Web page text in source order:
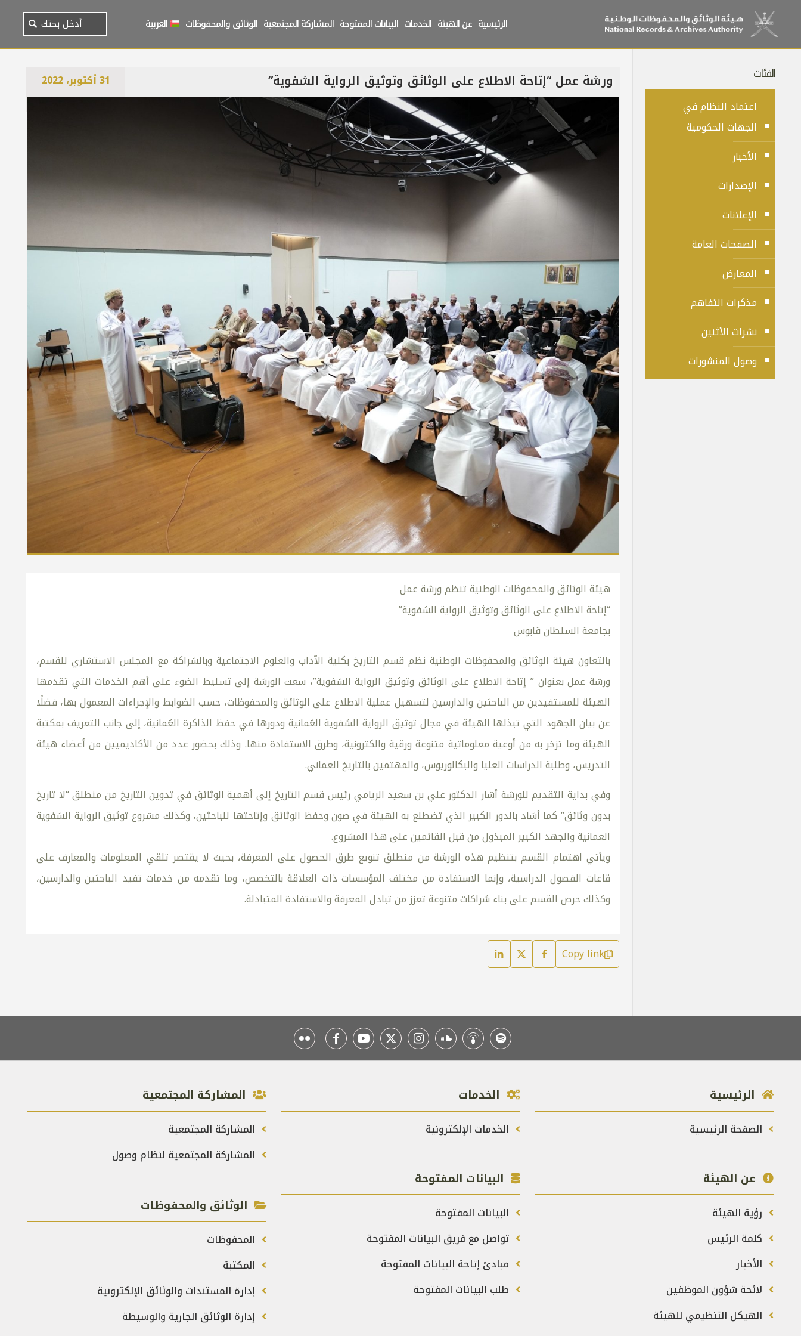
الرئيسية عن الهيئة الخدمات البيانات المفتوحة المشاركة المجتمعية الوثائق والمحفوظات العربية
ورشة عمل “إتاحة الاطلاع على الوثائق وتوثيق الرواية الشفوية” 31 أكتوبر، 2022
هيئة الوثائق والمحفوظات الوطنية تنظم ورشة عمل
“إتاحة الاطلاع على الوثائق وتوثيق الرواية الشفوية”
بجامعة السلطان قابوس
بالتعاون هيئة الوثائق والمحفوظات الوطنية نظم قسم التاريخ بكلية الآداب والعلوم الاجتماعية وبالشراكة مع المجلس الاستشاري للقسم،
ورشة عمل بعنوان ” إتاحة الاطلاع على الوثائق وتوثيق الرواية الشفوية”، سعت الورشة إلى تسليط الضوء على أهم الخدمات التي تقدمها
الهيئة للمستفيدين من الباحثين والدارسين لتسهيل عملية الاطلاع على الوثائق والمحفوظات، حسب الضوابط والإجراءات المعمول بها، فضلًا
عن بيان الجهود التي تبذلها الهيئة في مجال توثيق الرواية الشفوية العُمانية ودورها في حفظ الذاكرة العُمانية، إلى جانب التعريف بمكتبة
الهيئة وما تزخر به من أوعية معلوماتية متنوعة ورقية والكترونية، وطرق الاستفادة منها. وذلك بحضور عدد من الأكاديميين من أعضاء هيئة
التدريس، وطلبة الدراسات العليا والبكالوريوس، والمهتمين بالتاريخ العماني.
وفي بداية التقديم للورشة أشار الدكتور علي بن سعيد الريامي رئيس قسم التاريخ إلى أهمية الوثائق في تدوين التاريخ من منطلق “لا تاريخ
بدون وثائق” كما أشاد بالدور الكبير الذي تضطلع به الهيئة في صون وحفظ الوثائق وإتاحتها للباحثين، وكذلك مشروع توثيق الرواية الشفوية
العمانية والجهد الكبير المبذول من قبل القائمين على هذا المشروع.
ويأتي اهتمام القسم بتنظيم هذه الورشة من منطلق تنويع طرق الحصول على المعرفة، بحيث لا يقتصر تلقي المعلومات والمعارف على
قاعات الفصول الدراسية، وإنما الاستفادة من مختلف المؤسسات ذات العلاقة بالتخصص، وما تقدمه من خدمات تفيد الباحثين والدارسين،
وكذلك حرص القسم على بناء شراكات متنوعة تعزز من تبادل المعرفة والاستفادة المتبادلة.
Copy link
الفئات
اعتماد النظام في
الجهات الحكومية
الأخبار
الإصدارات
الإعلانات
الصفحات العامة
المعارض
مذكرات التفاهم
نشرات الأثنين
وصول المنشورات
الرئيسية
الصفحة الرئيسية
عن الهيئة
رؤية الهيئة
كلمة الرئيس
الأخبار
لائحة شؤون الموظفين
الهيكل التنظيمي للهيئة
الخدمات
الخدمات الإلكترونية
البيانات المفتوحة
البيانات المفتوحة
تواصل مع فريق البيانات المفتوحة
مبادئ إتاحة البيانات المفتوحة
طلب البيانات المفتوحة
المشاركة المجتمعية
المشاركة المجتمعية
المشاركة المجتمعية لنظام وصول
الوثائق والمحفوظات
المحفوظات
المكتبة
إدارة المستندات والوثائق الإلكترونية
إدارة الوثائق الجارية والوسيطة